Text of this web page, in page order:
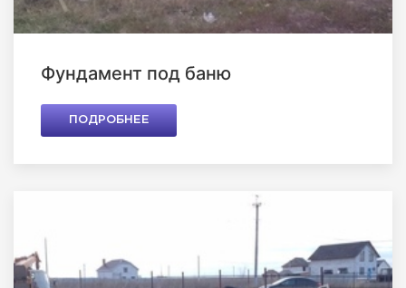
Фундамент под баню
ПОДРОБНЕЕ